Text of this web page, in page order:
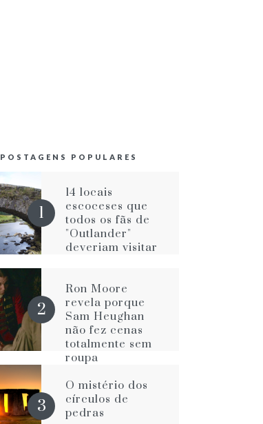
POSTAGENS POPULARES
14 locais
escoceses que
todos os fãs de
"Outlander"
deveriam visitar
Ron Moore
revela porque
Sam Heughan
não fez cenas
totalmente sem
roupa
O mistério dos
círculos de
pedras